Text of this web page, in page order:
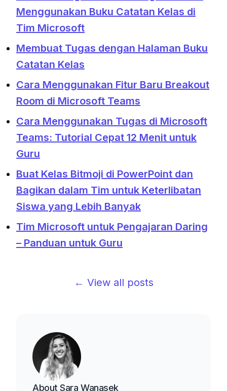
Menggunakan Buku Catatan Kelas di
Tim Microsoft
Membuat Tugas dengan Halaman Buku
Catatan Kelas
Cara Menggunakan Fitur Baru Breakout
Room di Microsoft Teams
Cara Menggunakan Tugas di Microsoft
Teams: Tutorial Cepat 12 Menit untuk
Guru
Buat Kelas Bitmoji di PowerPoint dan
Bagikan dalam Tim untuk Keterlibatan
Siswa yang Lebih Banyak
Tim Microsoft untuk Pengajaran Daring
– Panduan untuk Guru
← View all posts
About Sara Wanasek